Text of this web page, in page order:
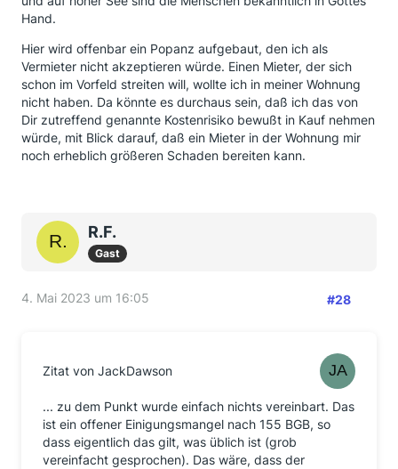
Hand.
Hier wird offenbar ein Popanz aufgebaut, den ich als
Vermieter nicht akzeptieren würde. Einen Mieter, der sich
schon im Vorfeld streiten will, wollte ich in meiner Wohnung
nicht haben. Da könnte es durchaus sein, daß ich das von
Dir zutreffend genannte Kostenrisiko bewußt in Kauf nehmen
würde, mit Blick darauf, daß ein Mieter in der Wohnung mir
noch erheblich größeren Schaden bereiten kann.
R.F.
Gast
4. Mai 2023 um 16:05 #28
Zitat von JackDawson
... zu dem Punkt wurde einfach nichts vereinbart. Das
ist ein offener Einigungsmangel nach 155 BGB, so
dass eigentlich das gilt, was üblich ist (grob
vereinfacht gesprochen). Das wäre, dass der